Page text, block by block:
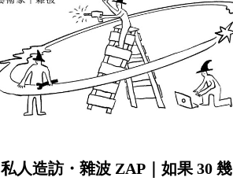
私人造訪・雜波 ZAP｜如果 30 幾